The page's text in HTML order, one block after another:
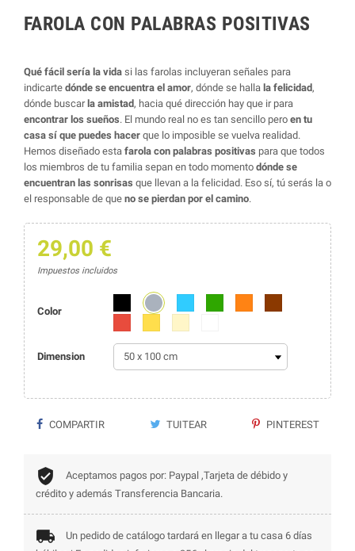
FAROLA CON PALABRAS POSITIVAS
Qué fácil sería la vida si las farolas incluyeran señales para
indicarte dónde se encuentra el amor, dónde se halla la felicidad,
dónde buscarla amistad, hacia qué dirección hay que ir para
encontrar los sueños. El mundo real no es tan sencillo pero en tu
casa sí que puedes hacer que lo imposible se vuelva realidad.
Hemos diseñado esta farola con palabras positivas para que todos
los miembros de tu familia sepan en todo momento dónde se
encuentran las sonrisas que llevan a la felicidad. Eso sí, tú serás la o
el responsable de que no se pierdan por el camino.
29,00 €
Impuestos incluidos
Color
Gris
Dimension
COMPARTIR TUITEAR PINTEREST
Aceptamos pagos por: Paypal ,Tarjeta de débido y
crédito y además Transferencia Bancaria.
Un pedido de catálogo tardará en llegar a tu casa 6 días